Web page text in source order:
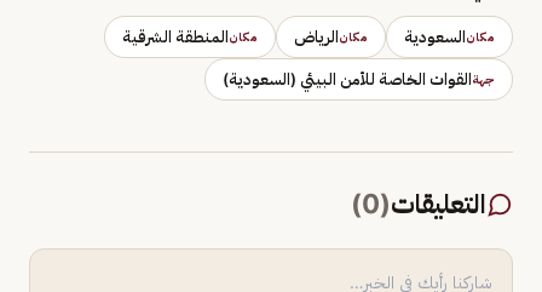
مكانالسعودية مكانالرياض مكانالمنطقة الشرقية
جهةالقوات الخاصة للأمن البيئي (السعودية)
التعليقات(
0
)